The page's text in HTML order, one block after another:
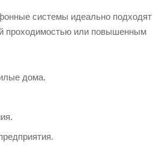
системы идеально подходят
проходимостью или повышенным
дома.